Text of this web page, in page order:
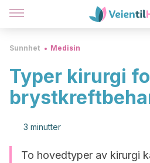
Sunnhet Medisin
Typer kirurgi
3 minutter
To hovedtyper av kirurgi